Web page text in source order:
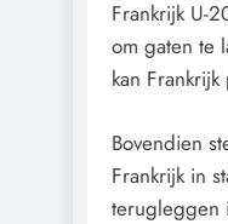
Frankrijk U-
om gaten te
kan
Bovendien
Frankrijk in
terugleggen